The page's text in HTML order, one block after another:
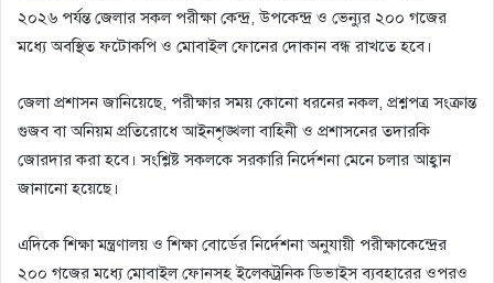
২০২৬ পর্যন্ত জেলার সকল পরীক্ষা কেন্দ্র, উপকেন্দ্র ও ভেন্যুর ২০০ গজের
মধ্যে অবস্থিত ফটোকপি ও মোবাইল ফোনের দোকান বন্ধ রাখতে হবে।
জেলা প্রশাসন জানিয়েছে, পরীক্ষার সময় কোনো ধরনের নকল, প্রশ্নপত্র সংক্রান্ত
গুজব বা অনিয়ম প্রতিরোধে আইনশৃঙ্খলা বাহিনী ও প্রশাসনের তদারকি
জোরদার করা হবে। সংশ্লিষ্ট সকলকে সরকারি নির্দেশনা মেনে চলার আহ্বান
জানানো হয়েছে।
এদিকে শিক্ষা মন্ত্রণালয় ও শিক্ষা বোর্ডের নির্দেশনা অনুযায়ী পরীক্ষাকেন্দ্রের
২০০ গজের মধ্যে মোবাইল ফোনসহ ইলেকট্রনিক ডিভাইস ব্যবহারের ওপরও